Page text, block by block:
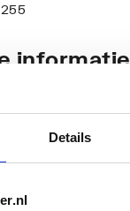
Details
informatie